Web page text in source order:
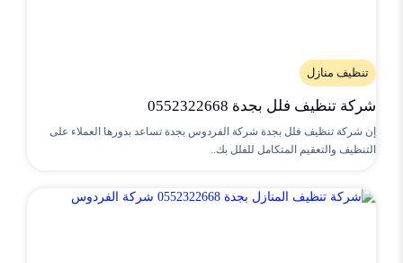
تنظيف منازل
شركة تنظيف فلل بجدة 0552322668
إن شركة تنظيف فلل بجدة شركة الفردوس بجدة تساعد بدورها العملاء على
التنظيف والتعقيم المتكامل للفلل بك..